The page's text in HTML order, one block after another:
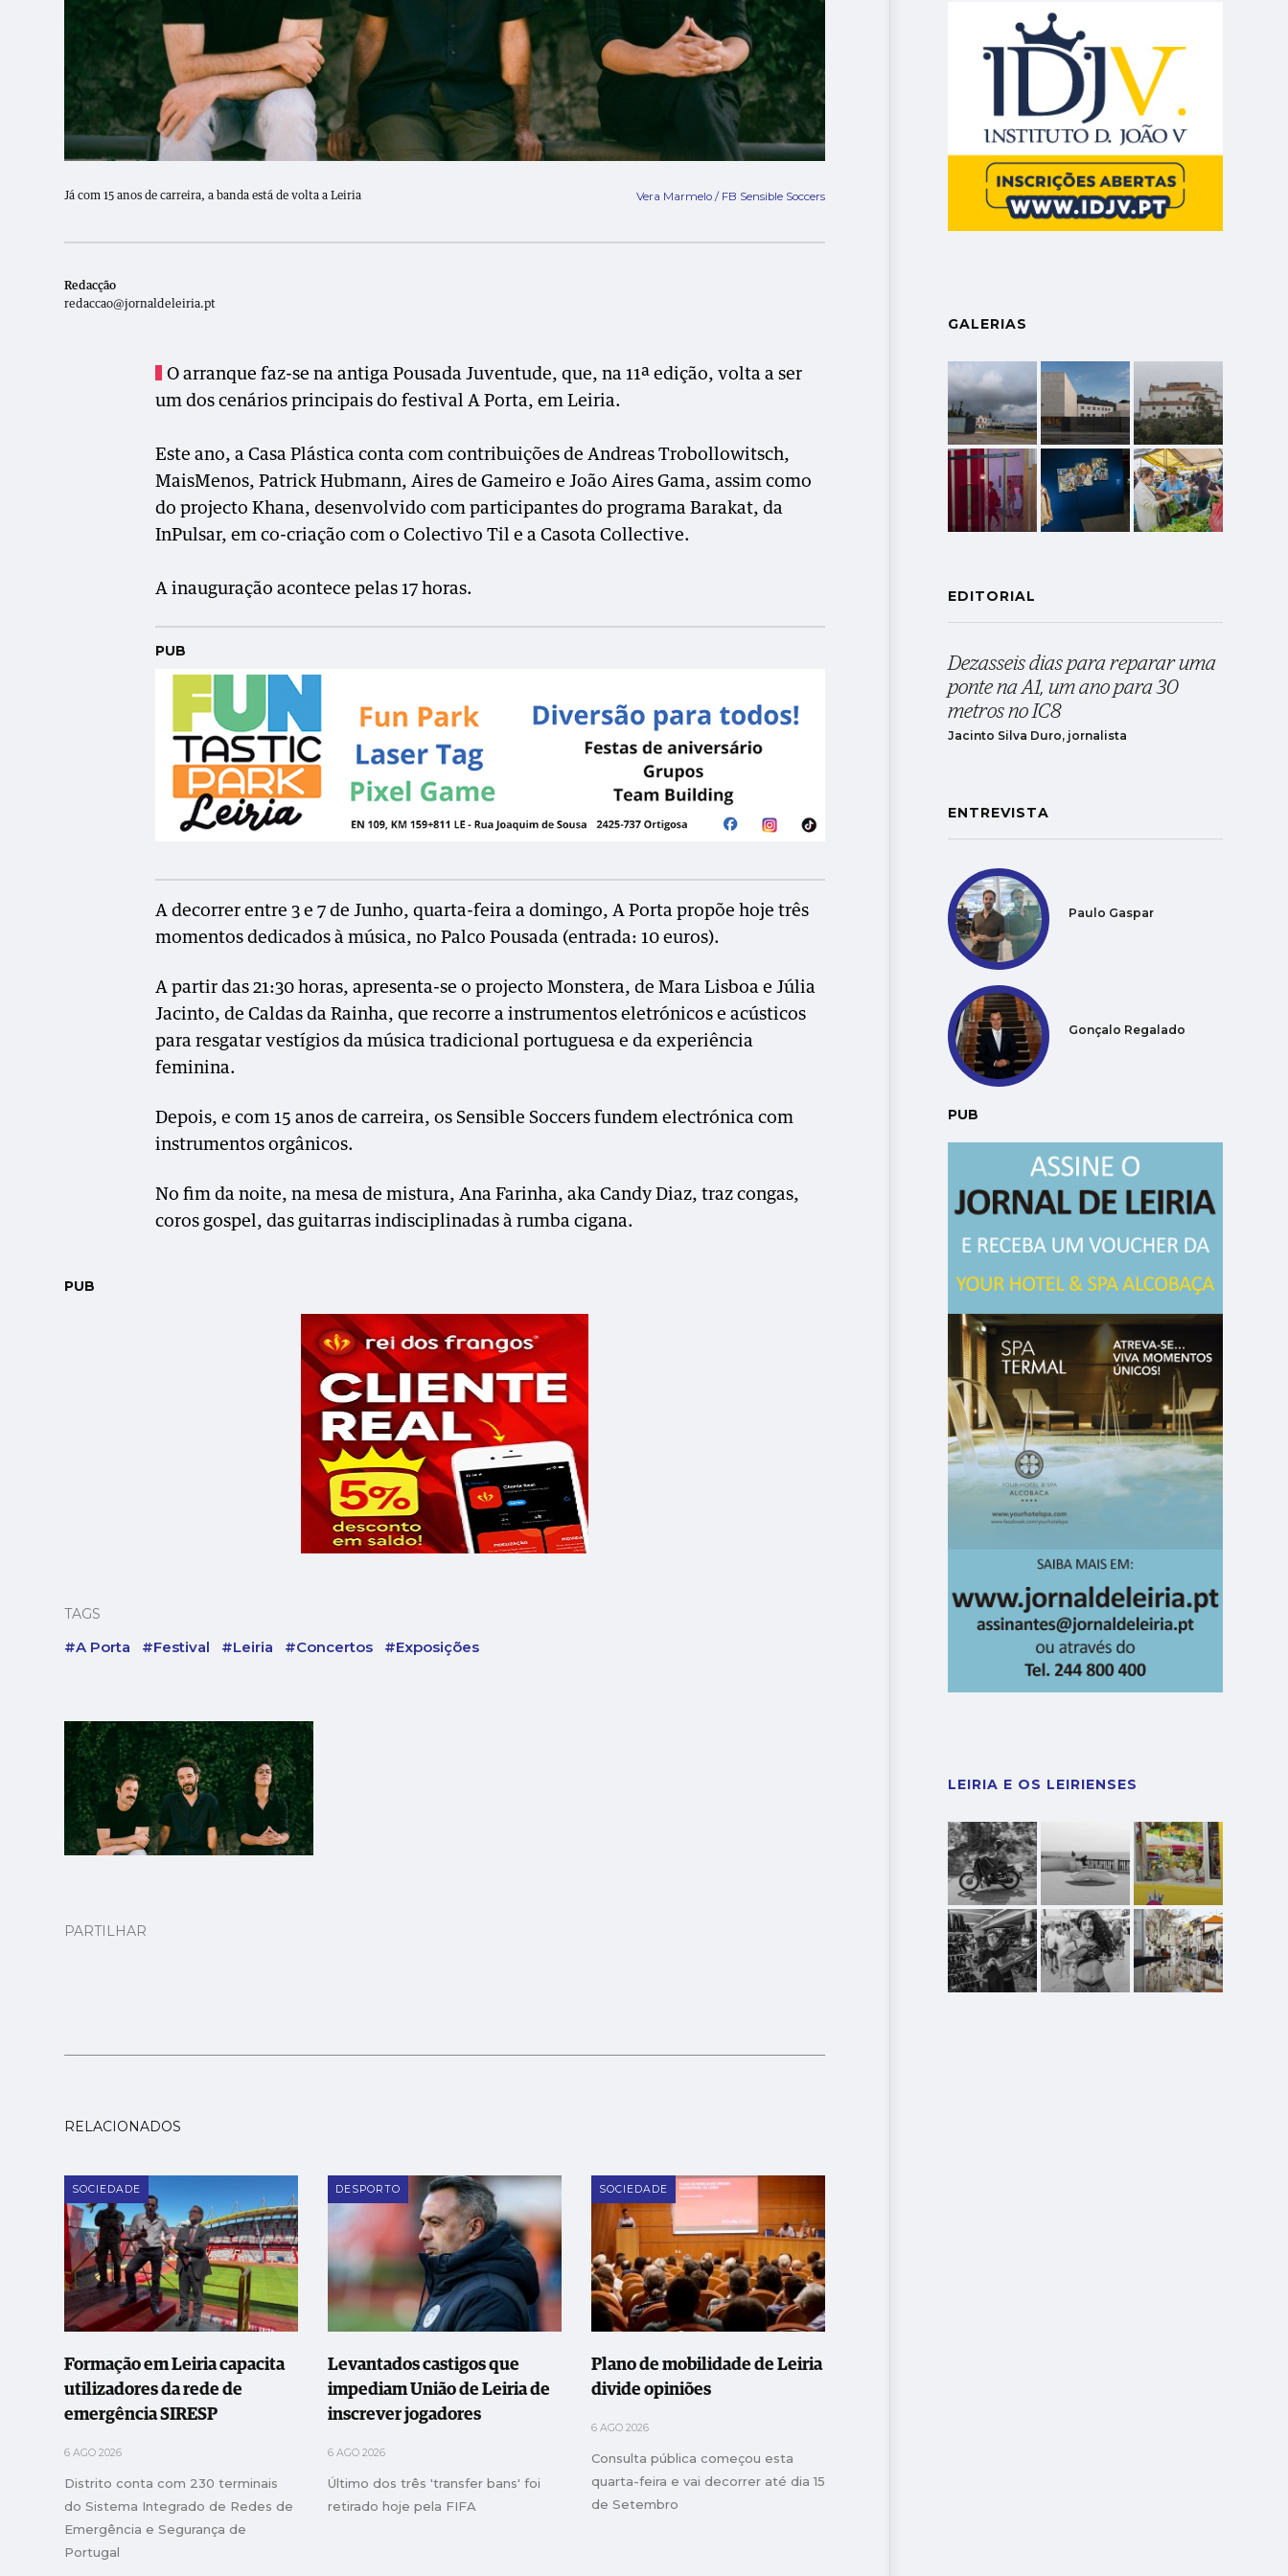
Já com 15 anos de carreira, a banda está de volta a Leiria Vera Marmelo / FB Sensible Soccers
Redacção
redaccao@jornaldeleiria.pt
O arranque faz-se na antiga Pousada Juventude, que, na 11ª edição, volta a ser
um dos cenários principais do festival A Porta, em Leiria.
Este ano, a Casa Plástica conta com contribuições de Andreas Trobollowitsch,
MaisMenos, Patrick Hubmann, Aires de Gameiro e João Aires Gama, assim como
do projecto Khana, desenvolvido com participantes do programa Barakat, da
InPulsar, em co-criação com o Colectivo Til e a Casota Collective.
A inauguração acontece pelas 17 horas.
PUB
A decorrer entre 3 e 7 de Junho, quarta-feira a domingo, A Porta propõe hoje três
momentos dedicados à música, no Palco Pousada (entrada: 10 euros).
A partir das 21:30 horas, apresenta-se o projecto Monstera, de Mara Lisboa e Júlia
Jacinto, de Caldas da Rainha, que recorre a instrumentos eletrónicos e acústicos
para resgatar vestígios da música tradicional portuguesa e da experiência
feminina.
Depois, e com 15 anos de carreira, os Sensible Soccers fundem electrónica com
instrumentos orgânicos.
No fim da noite, na mesa de mistura, Ana Farinha, aka Candy Diaz, traz congas,
coros gospel, das guitarras indisciplinadas à rumba cigana.
PUB
TAGS
#A Porta #Festival #Leiria #Concertos #Exposições
PARTILHAR
RELACIONADOS
SOCIEDADE
Formação em Leiria capacita
utilizadores da rede de
emergência SIRESP
6 AGO 2026
Distrito conta com 230 terminais
do Sistema Integrado de Redes de
Emergência e Segurança de
Portugal
DESPORTO
Levantados castigos que
impediam União de Leiria de
inscrever jogadores
6 AGO 2026
Último dos três 'transfer bans' foi
retirado hoje pela FIFA
SOCIEDADE
Plano de mobilidade de Leiria
divide opiniões
6 AGO 2026
Consulta pública começou esta
quarta-feira e vai decorrer até dia 15
de Setembro
GALERIAS
EDITORIAL
Dezasseis dias para reparar uma
ponte na A1, um ano para 30
metros no IC8
Jacinto Silva Duro, jornalista
ENTREVISTA
Paulo Gaspar
Gonçalo Regalado
PUB
LEIRIA E OS LEIRIENSES